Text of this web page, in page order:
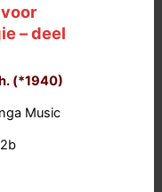
– deel
(*1940)
Music